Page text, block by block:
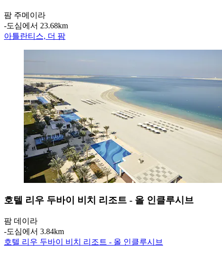
팜 주메이라
‐도심에서 23.68km
아틀란티스, 더 팜
호텔 리우 두바이 비치 리조트 - 올 인클루시브
팜 데이라
‐도심에서 3.84km
호텔 리우 두바이 비치 리조트 - 올 인클루시브